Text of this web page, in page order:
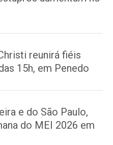
reunirá fiéis
15h, em Penedo
e do São Paulo,
do MEI 2026 em